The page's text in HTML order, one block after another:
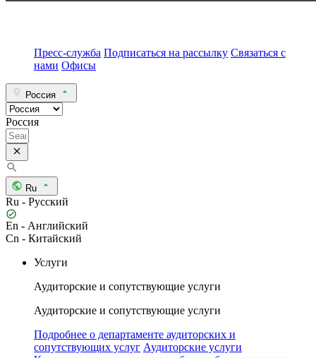
Пресс-служба Подписаться на рассылку Связаться с
нами Офисы
Россия
Россия
Ru
Ru - Русский
En - Английский
Cn - Китайский
Услуги
Аудиторские и сопутствующие услуги
Аудиторские и сопутствующие услуги
Подробнее о департаменте аудиторских и
сопутствующих услуг Аудиторские услуги